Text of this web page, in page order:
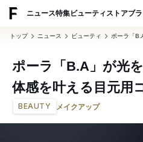
ニュース特集ビューティ ストアブ
トップ ニュース ビューティ ポーラ「
ポーラ「B.A」が光
体感を叶える目元用
BEAUTY メイクアップ